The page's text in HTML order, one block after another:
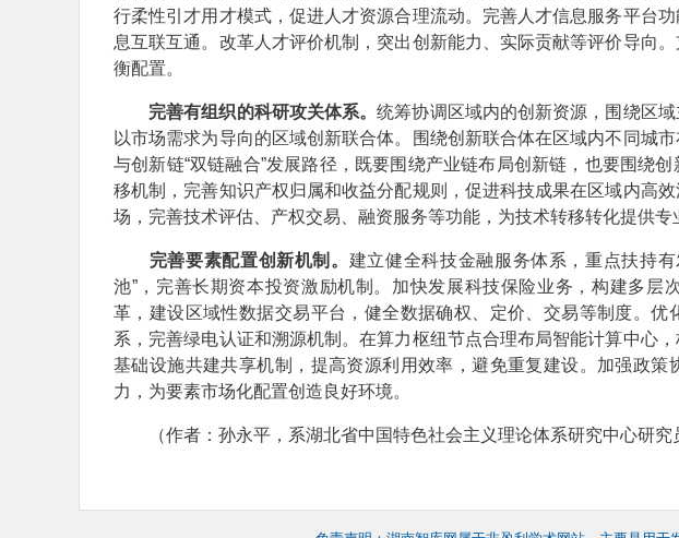
行柔性引才用才模式，促进人才资源合理流动。完善人才信息服务平台
息互联互通。改革人才评价机制，突出创新能力、实际贡献等评价导向
衡配置。
完善有组织的科研攻关体系。统筹协调区域内的创新资源，围绕区
以市场需求为导向的区域创新联合体。围绕创新联合体在区域内不同城
与创新链“双链融合”发展路径，既要围绕产业链布局创新链，也要围绕
移机制，完善知识产权归属和收益分配规则，促进科技成果在区域内高
场，完善技术评估、产权交易、融资服务等功能，为技术转移转化提供专
完善要素配置创新机制。 建立健全科技金融服务体系，重点扶持
池”，完善长期资本投资激励机制。加快发展科技保险业务，构建多层
革，建设区域性数据交易平台，健全数据确权、定价、交易等制度。
系，完善绿电认证和溯源机制。在算力枢纽节点合理布局智能计算中心
基础设施共建共享机制，提高资源利用效率，避免重复建设。加强政
力，为要素市场化配置创造良好环境。
（作者：孙永平，系湖北省中国特色社会主义理论体系研究中心研究